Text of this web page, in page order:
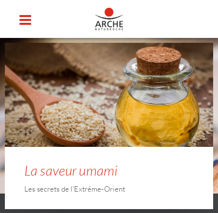
La saveur umami
Les secrets de l'Extrême-Orient